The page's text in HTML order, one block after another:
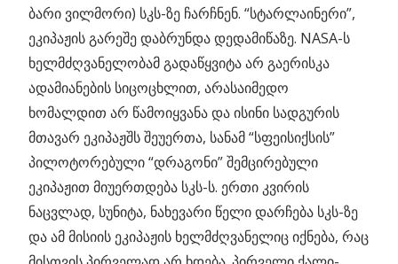
ბარი ვილმორი) სკს-ზე ჩარჩნენ. “სტარლაინერი”,
ეკიპაჟის გარეშე დაბრუნდა დედამიწაზე. NASA-ს
ხელმძღვანელობამ გადაწყვიტა არ გაერისკა
ადამიანების სიცოცხლით, არასაიმედო
ხომალდით არ წამოიყვანა და ისინი სადგურის
მთავარ ეკიპაჟშს შეუერთა, სანამ “სფეისიქსის”
პილოტორებული “დრაგონი” შემცირებული
ეკიპაჟით მიუერთდება სკს-ს. ერთი კვირის
ნაცვლად, სუნიტა, ნახევარი წელი დარჩება სკს-ზე
და ამ მისიის ეკიპაჟის ხელმძღვანელიც იქნება, რაც